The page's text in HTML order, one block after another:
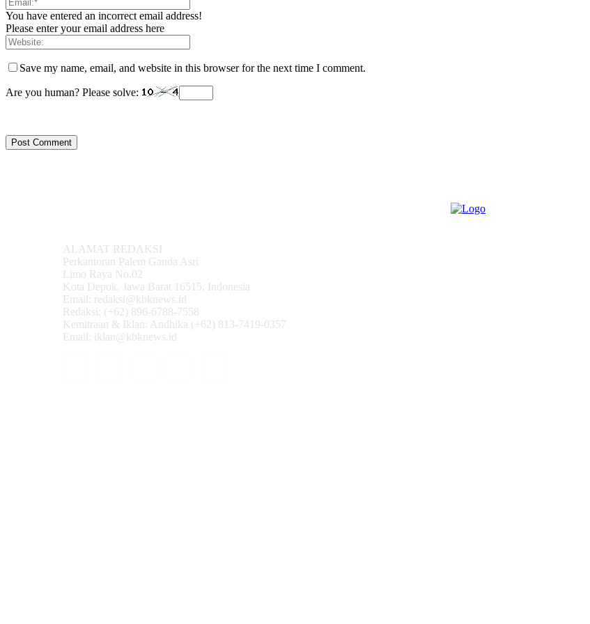
You have entered an incorrect email address!
Please enter your email address here
Save my name, email, and website in this browser for the next time I comment.
Are you human? Please solve:
ALAMAT REDAKSI
Perkantoran Palem Ganda Asri
Limo Raya No.02
Kota Depok, Jawa Barat 16515, Indonesia
Email: redaksi@kbknews.id
Redaksi: (+62) 896-6788-7558
Kemitraan & Iklan: Andhika (+62) 813-7419-0357
Email: iklan@kbknews.id